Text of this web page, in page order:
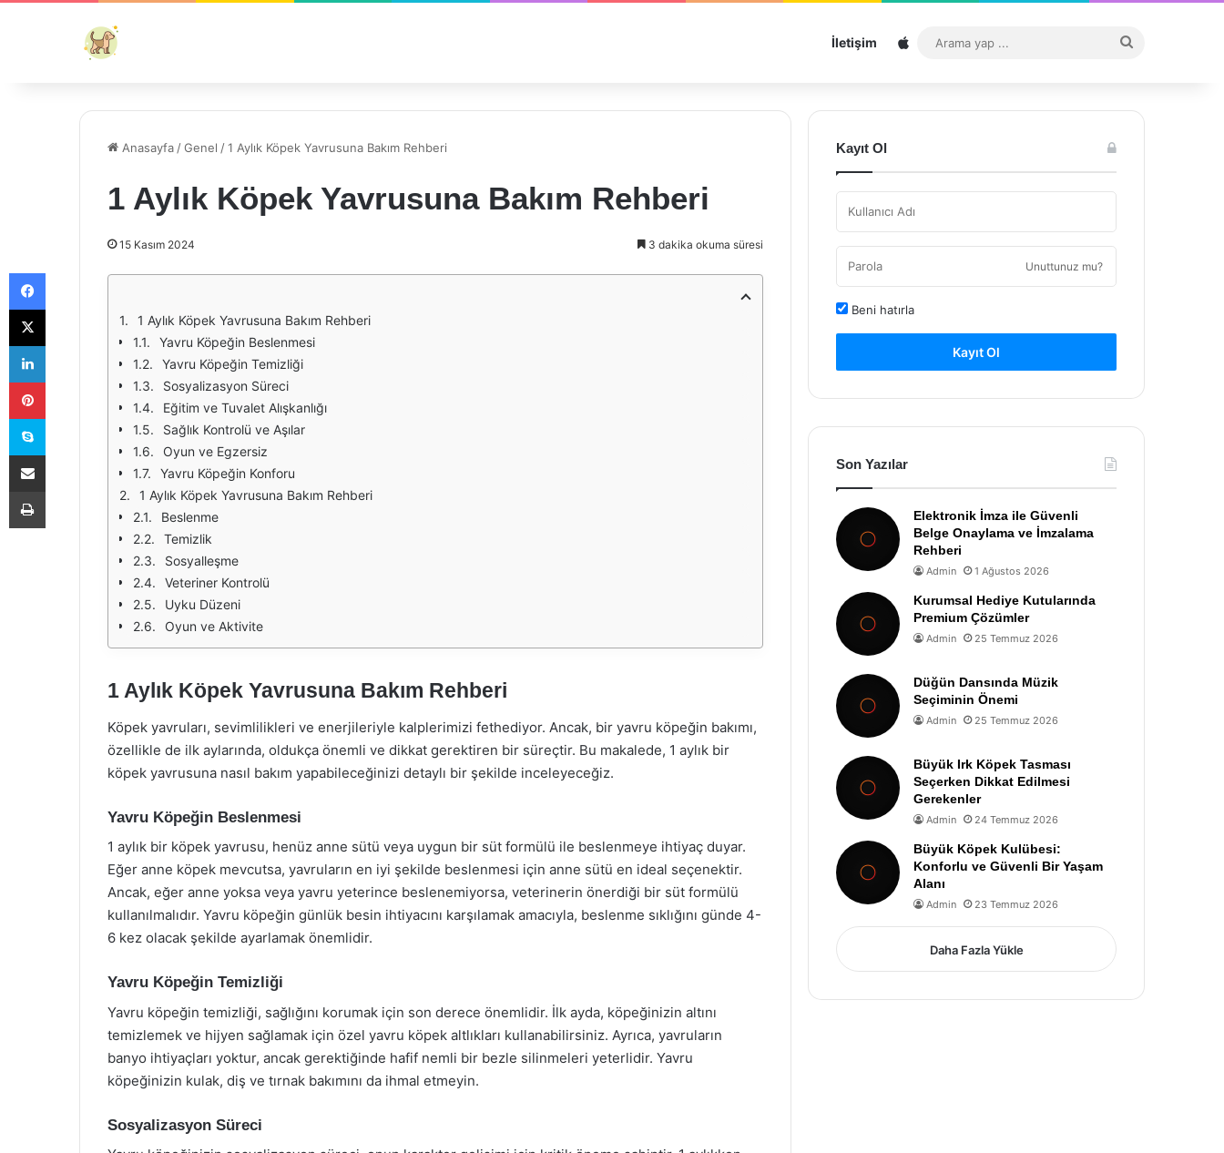
İletişim Sitemap
...
Anasayfa /Genel /1 Aylık Köpek Yavrusuna Bakım Rehberi
1 Aylık Köpek Yavrusuna Bakım Rehberi
15 Kasım 2024 3 dakika okuma süresi
1 Aylık Köpek Yavrusuna Bakım Rehberi
Yavru Köpeğin Beslenmesi
Yavru Köpeğin Temizliği
Sosyalizasyon Süreci
Eğitim ve Tuvalet Alışkanlığı
Sağlık Kontrolü ve Aşılar
Oyun ve Egzersiz
Yavru Köpeğin Konforu
1 Aylık Köpek Yavrusuna Bakım Rehberi
Beslenme
Temizlik
Sosyalleşme
Veteriner Kontrolü
Uyku Düzeni
Oyun ve Aktivite
1 Aylık Köpek Yavrusuna Bakım Rehberi
Köpek yavruları, sevimlilikleri ve enerjileriyle kalplerimizi fethediyor. Ancak, bir yavru köpeğin bakımı,
özellikle de ilk aylarında, oldukça önemli ve dikkat gerektiren bir süreçtir. Bu makalede, 1 aylık bir
köpek yavrusuna nasıl bakım yapabileceğinizi detaylı bir şekilde inceleyeceğiz.
Yavru Köpeğin Beslenmesi
1 aylık bir köpek yavrusu, henüz anne sütü veya uygun bir süt formülü ile beslenmeye ihtiyaç duyar.
Eğer anne köpek mevcutsa, yavruların en iyi şekilde beslenmesi için anne sütü en ideal seçenektir.
Ancak, eğer anne yoksa veya yavru yeterince beslenemiyorsa, veterinerin önerdiği bir süt formülü
kullanılmalıdır. Yavru köpeğin günlük besin ihtiyacını karşılamak amacıyla, beslenme sıklığını günde 4-
6 kez olacak şekilde ayarlamak önemlidir.
Yavru Köpeğin Temizliği
Yavru köpeğin temizliği, sağlığını korumak için son derece önemlidir. İlk ayda, köpeğinizin altını
temizlemek ve hijyen sağlamak için özel yavru köpek altlıkları kullanabilirsiniz. Ayrıca, yavruların
banyo ihtiyaçları yoktur, ancak gerektiğinde hafif nemli bir bezle silinmeleri yeterlidir. Yavru
köpeğinizin kulak, diş ve tırnak bakımını da ihmal etmeyin.
Sosyalizasyon Süreci
Kayıt Ol
Unuttunuz mu?
Beni hatırla
Kayıt Ol
Son Yazılar
Elektronik İmza ile Güvenli
Belge Onaylama ve İmzalama
Rehberi
Admin 1 Ağustos 2026
Kurumsal Hediye Kutularında
Premium Çözümler
Admin 25 Temmuz 2026
Düğün Dansında Müzik
Seçiminin Önemi
Admin 25 Temmuz 2026
Büyük Irk Köpek Tasması
Seçerken Dikkat Edilmesi
Gerekenler
Admin 24 Temmuz 2026
Büyük Köpek Kulübesi:
Konforlu ve Güvenli Bir Yaşam
Alanı
Admin 23 Temmuz 2026
Daha Fazla Yükle
Facebook
X
LinkedIn
Pinterest
Skype
E-Posta ile paylaş